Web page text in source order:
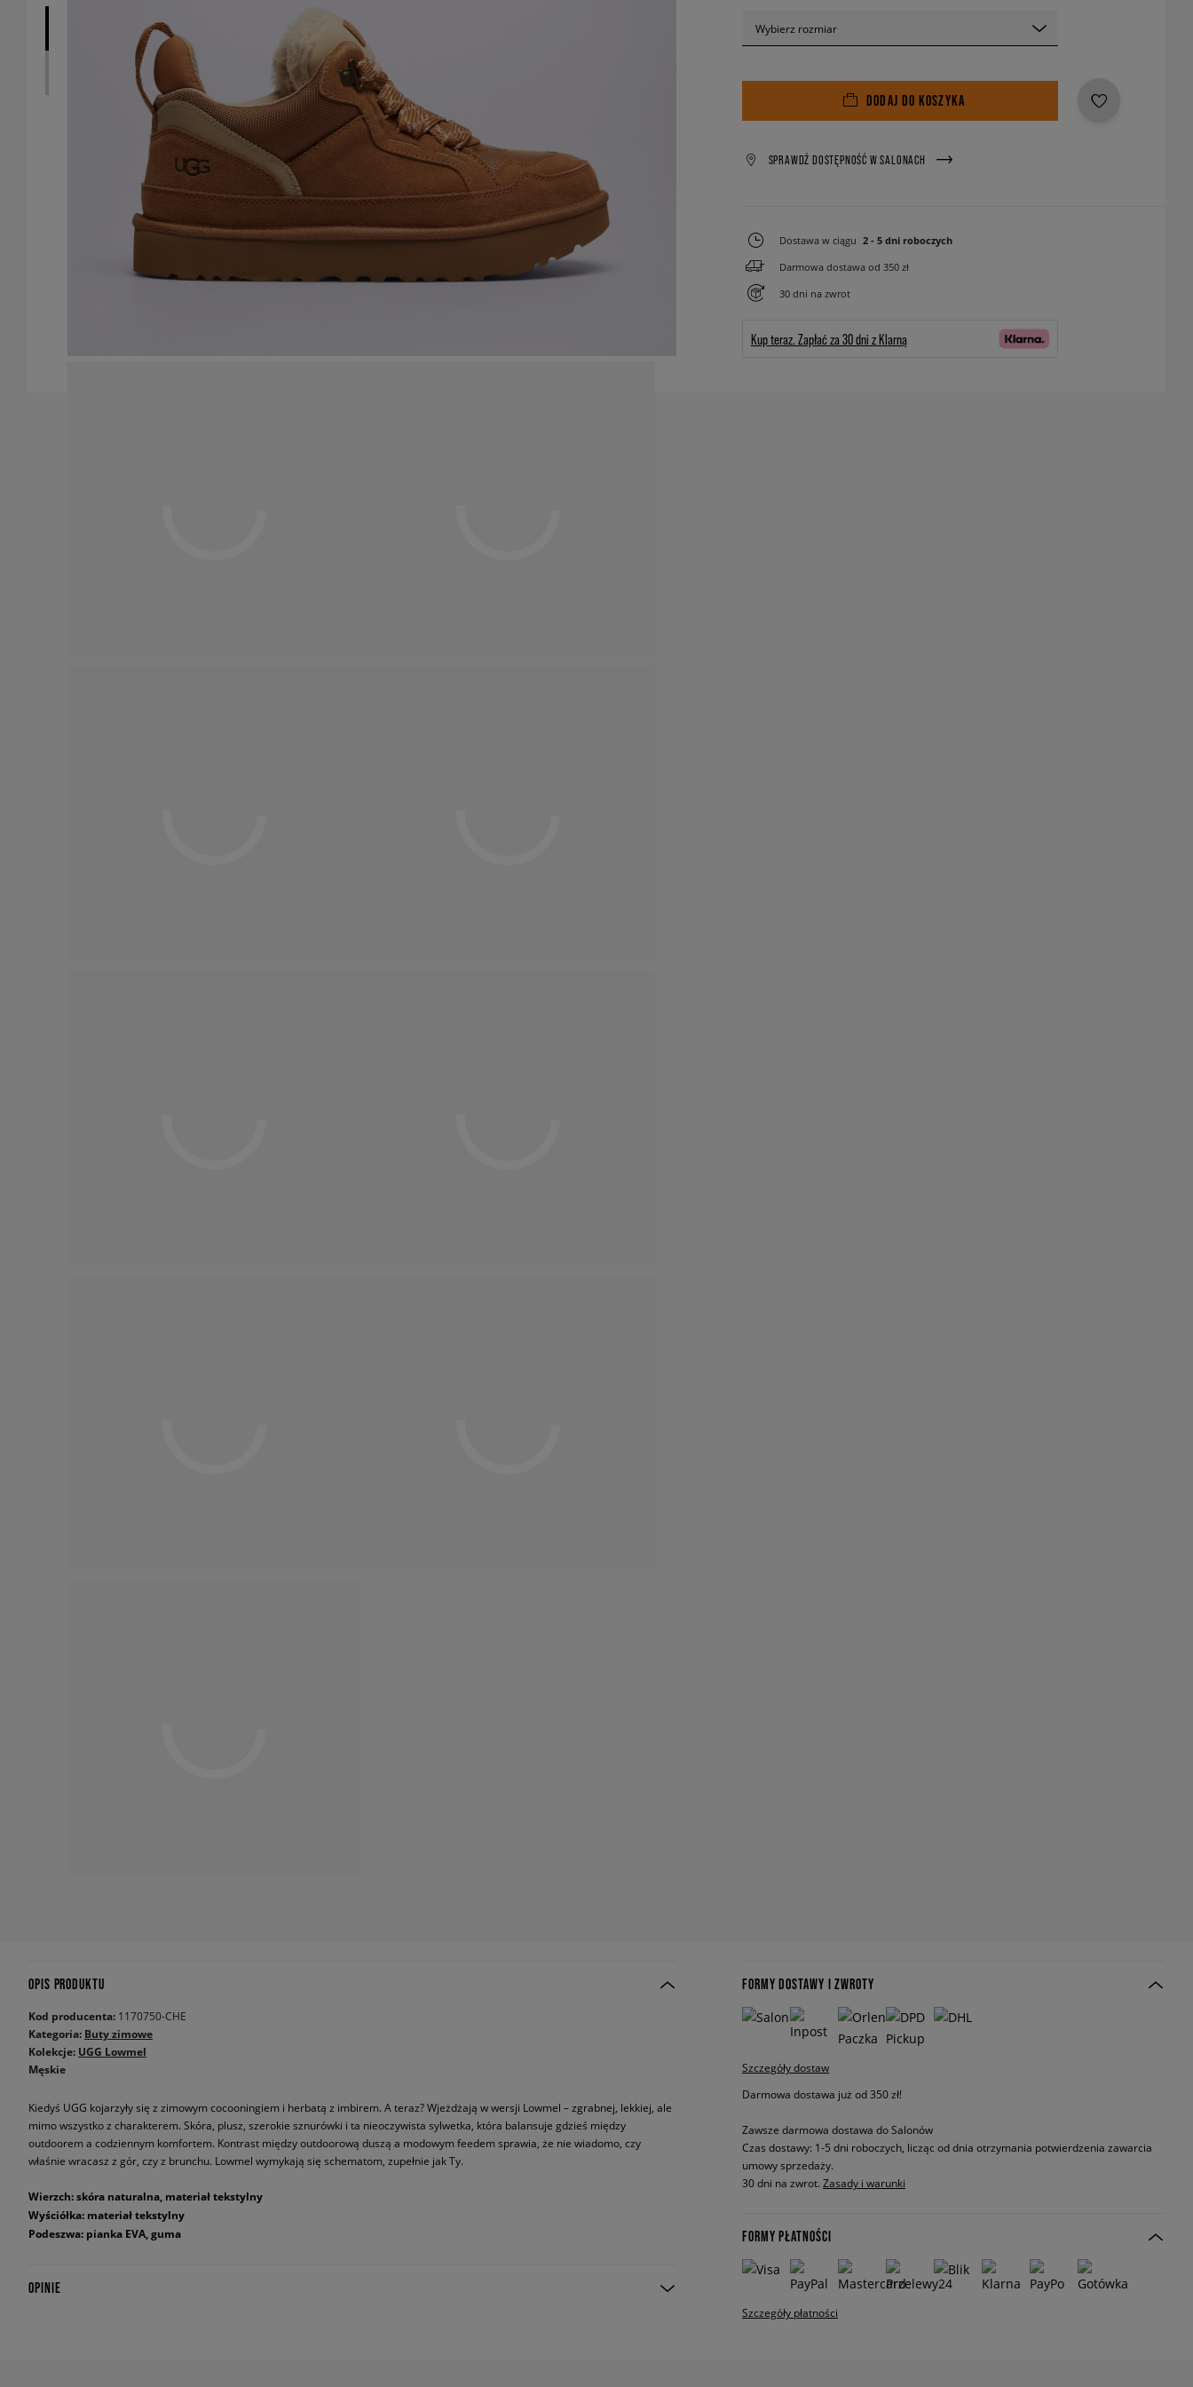
Wybierz rozmiar
DODAJ DO KOSZYKA
SPRAWDŹ DOSTĘPNOŚĆ W SALONACH
Dostawa w ciągu 2 - 5 dni roboczych
Darmowa dostawa od 350 zł
30 dni na zwrot
Kup teraz. Zapłać za 30 dni z Klarną
OPIS PRODUKTU
Kod producenta: 1170750-CHE
Kategoria: Buty zimowe
Kolekcje: UGG Lowmel
Męskie
Kiedyś UGG kojarzyły się z zimowym cocooningiem i herbatą z imbirem. A teraz? Wjeżdżają w wersji Lowmel – zgrabnej, lekkiej, ale
mimo wszystko z charakterem. Skóra, plusz, szerokie sznurówki i ta nieoczywista sylwetka, która balansuje gdzieś między
outdoorem a codziennym komfortem. Kontrast między outdoorową duszą a modowym feedem sprawia, że nie wiadomo, czy
właśnie wracasz z gór, czy z brunchu. Lowmel wymykają się schematom, zupełnie jak Ty.
Wierzch: skóra naturalna, materiał tekstylny
Wyściółka: materiał tekstylny
Podeszwa: pianka EVA, guma
OPINIE
FORMY DOSTAWY I ZWROTY
Szczegóły dostaw
Darmowa dostawa już od 350 zł!
Zawsze darmowa dostawa do Salonów
Czas dostawy: 1-5 dni roboczych, licząc od dnia otrzymania potwierdzenia zawarcia
umowy sprzedaży.
30 dni na zwrot. Zasady i warunki
FORMY PŁATNOŚCI
Szczegóły płatności